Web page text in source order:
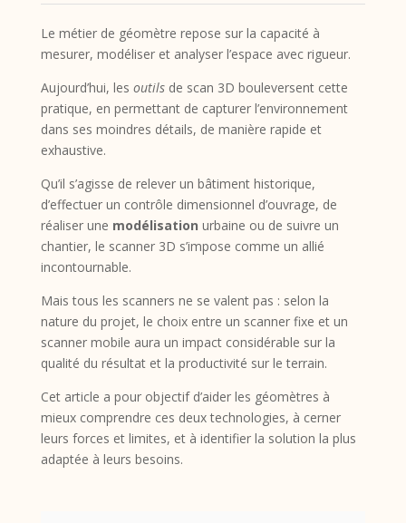
Le métier de géomètre repose sur la capacité à
mesurer, modéliser et analyser l’espace avec rigueur.
Aujourd’hui, les outilsde scan 3D bouleversent cette
pratique, en permettant de capturer l’environnement
dans ses moindres détails, de manière rapide et
exhaustive.
Qu’il s’agisse de relever un bâtiment historique,
d’effectuer un contrôle dimensionnel d’ouvrage, de
réaliser une modélisation urbaine ou de suivre un
chantier, le scanner 3D s’impose comme un allié
incontournable.
Mais tous les scanners ne se valent pas : selon la
nature du projet, le choix entre un scanner fixe et un
scanner mobile aura un impact considérable sur la
qualité du résultat et la productivité sur le terrain.
Cet article a pour objectif d’aider les géomètres à
mieux comprendre ces deux technologies, à cerner
leurs forces et limites, et à identifier la solution la plus
adaptée à leurs besoins.